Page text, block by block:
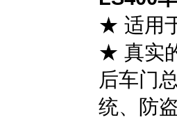
★ 适用
★ 真实
后车门
统、防